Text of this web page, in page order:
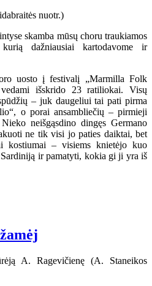
skamba mūsų choru traukiamos
dažniausiai kartodavome ir
uosto į festivalį „Marmilla Folk
išskrido 23 ratiliokai. Visų
– juk daugeliui tai pati pirma
o porai ansambliečių – pirmieji
neišgąsdino dingęs Germano
ne tik visi jo paties daiktai, bet
kostiumai – visiems knietėjo kuo
ir pamatyti, kokia gi ji yra iš